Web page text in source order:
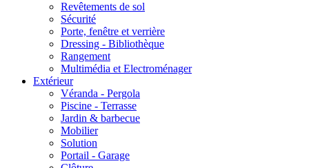
Revêtements de sol
Sécurité
Porte, fenêtre et verrière
Dressing - Bibliothèque
Rangement
Multimédia et Electroménager
Extérieur
Véranda - Pergola
Piscine - Terrasse
Jardin & barbecue
Mobilier
Solution
Portail - Garage